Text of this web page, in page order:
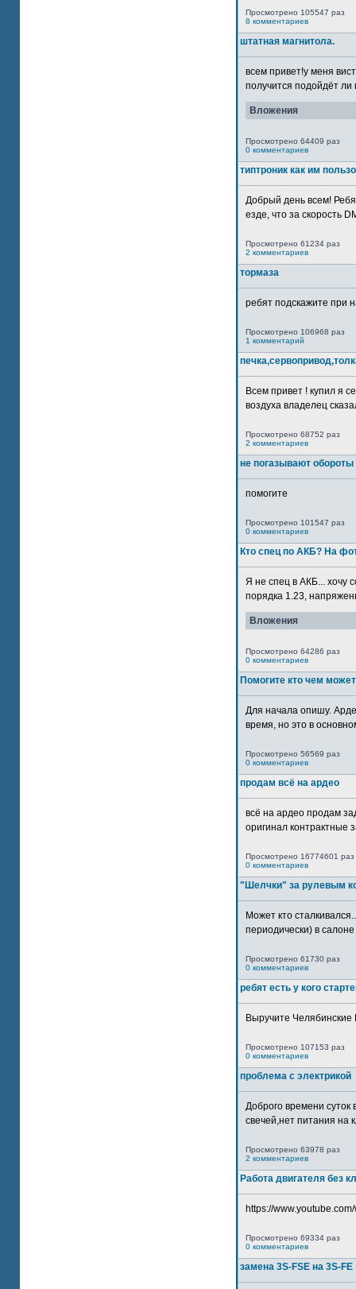
Просмотрено 105547 раз
8 комментариев
штатная магнитола.
всем привет!у меня
получится подойдёт ли
Вложения
Просмотрено 64409 раз
0 комментариев
типтроник как им
Добрый день всем!
езде, что за скорость
Просмотрено 61234 раз
2 комментариев
тормаза
ребят подскажите при
Просмотрено 106968 раз
1 комментарий
Всем привет ! купил я
воздуха владелец
Просмотрено 68752 раз
2 комментариев
не погазывают обороты
помогите
Просмотрено 101547 раз
0 комментариев
Кто спец по АКБ? На
Я не спец в АКБ... хочу
порядка 1.23,
Вложения
Просмотрено 64286 раз
0 комментариев
Помогите кто чем может
Для начала опишу.
время, но это в
Просмотрено 56569 раз
0 комментариев
продам всё на ардео
всё на ардео продам
оригинал контрактные
Просмотрено 16774601 раз
0 комментариев
"Шелчки" за рулевым
Может кто
периодически) в
Просмотрено 61730 раз
0 комментариев
ребят есть у кого
Выручите
Просмотрено 107153 раз
0 комментариев
проблема с электрикой
Доброго времени суток
свечей,нет питания на
Просмотрено 63978 раз
2 комментариев
Работа двигателя без
https://
Просмотрено 69334 раз
0 комментариев
замена 3S-FSE на 3S-FE